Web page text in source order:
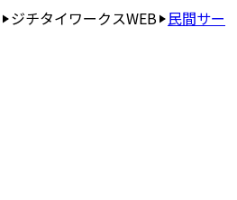
ジチタイワークスWEB 民間サー